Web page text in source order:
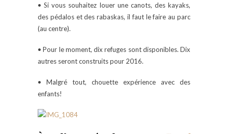
• Si vous souhaitez louer une canots, des kayaks,
des pédalos et des rabaskas, il faut le faire au parc
(au centre).
• Pour le moment, dix refuges sont disponibles. Dix
autres seront construits pour 2016.
• Malgré tout, chouette expérience avec des
enfants!